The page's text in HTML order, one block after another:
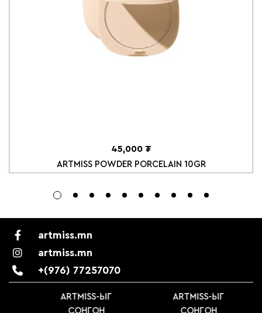
45,000 ₮
ARTMISS POWDER PORCELAIN 10GR
artmiss.mn
artmiss.mn
+(976) 77257070
ARTMISS-ЫГ
СОНГОН
ARTMISS-ЫГ
СОНГОН